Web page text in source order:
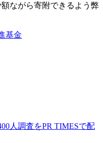
ながら寄附できるよう弊
基金
人調査をPR TIMESで配